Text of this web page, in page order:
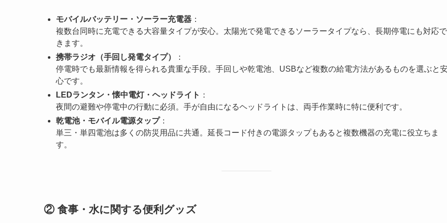
モバイルバッテリー・ソーラー充電器 ：
複数台同時に充電できる大容量タイプが安心。太陽光で発電できるソーラータイプなら、長期停電にも対応で
きます。
携帯ラジオ（手回し発電タイプ）
：
停電時でも最新情報を得られる貴重な手段。手回しや乾電池、USBなど複数の給電方法があるものを選ぶと
心です。
LEDランタン・懐中電灯・ヘッドライト ：
夜間の避難や停電中の行動に必須。手が自由になるヘッドライトは、両手作業時に特に便利です。
乾電池・モバイル電源タップ：
単三・単四電池は多くの防災用品に共通。延長コード付きの電源タップもあると複数機器の充電に役立ちま
す。
② 食事・水に関する便利グッズ